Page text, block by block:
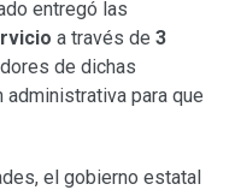
entregó las
a través de 3
de dichas
para que
el gobierno estatal